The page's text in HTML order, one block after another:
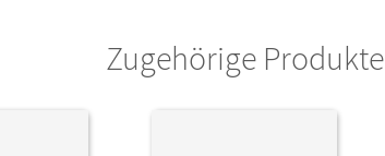
Zugehörige Produkte